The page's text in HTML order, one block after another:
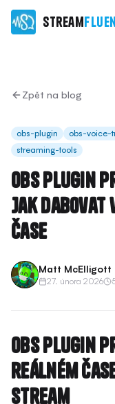
Stream
Zpět na blog
obs-plugin obs-voice-
streaming-tools
OBS Plugin
Jak dabovat
čase
Matt McElligott
27. února 2026
OBS Plugin
reálném
stream